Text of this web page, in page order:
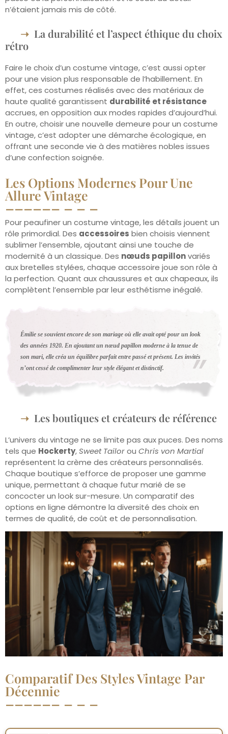
n’étaient jamais mis de côté.
La durabilité et l’aspect éthique du choix
rétro
Faire le choix d’un costume vintage, c’est aussi opter
pour une vision plus responsable de l’habillement. En
effet, ces costumes réalisés avec des matériaux de
haute qualité garantissent durabilité et résistance
accrues, en opposition aux modes rapides d’aujourd’hui.
En outre, choisir une nouvelle demeure pour un costume
vintage, c’est adopter une démarche écologique, en
offrant une seconde vie à des matières nobles issues
d’une confection soignée.
Les Options Modernes Pour Une
Allure Vintage
Pour peaufiner un costume vintage, les détails jouent un
rôle primordial. Des accessoires bien choisis viennent
sublimer l’ensemble, ajoutant ainsi une touche de
modernité à un classique. Des nœuds papillonvariés
aux bretelles stylées, chaque accessoire joue son rôle à
la perfection. Quant aux chaussures et aux chapeaux, ils
complètent l’ensemble par leur esthétisme inégalé.
Émilie se souvient encore de son mariage où elle avait opté pour un look
des années 1920. En ajoutant un nœud papillon moderne à la tenue de
son mari, elle créa un équilibre parfait entre passé et présent. Les invités
n’ont cessé de complimenter leur style élégant et distinctif.
Les boutiques et créateurs de référence
L’univers du vintage ne se limite pas aux puces. Des noms
tels que Hockerty,Sweet Tailorou Chris von Martial
représentent la crème des créateurs personnalisés.
Chaque boutique s’efforce de proposer une gamme
unique, permettant à chaque futur marié de se
concocter un look sur-mesure. Un comparatif des
options en ligne démontre la diversité des choix en
termes de qualité, de coût et de personnalisation.
Comparatif Des Styles Vintage Par
Décennie